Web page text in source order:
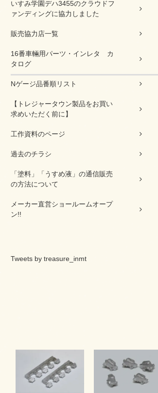
いすみ学園デハ3455のクラウドフ
ァンディングに協力しました
販売協力店一覧
16番車輛用パーツ・インレタ カ
タログ
Nゲージ品番順リスト
【トレジャータウン製品をお買い
求めいただく前に】
工作資料のページ
過去のチラシ
「塗料」「うすめ液」の通信販売
の方法について
メーカー直営ショールームオープ
ン!!
Tweets by treasure_inmt